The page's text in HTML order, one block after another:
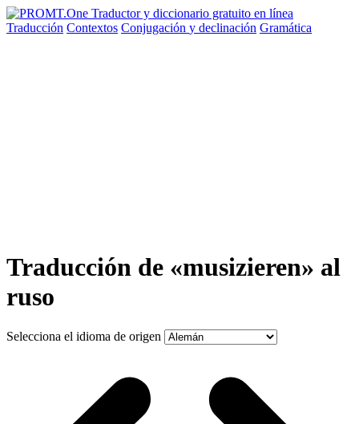
Traducción Contextos Conjugación y declinación Gramática
Traducción de «musizieren» al
ruso
Selecciona el idioma de origen